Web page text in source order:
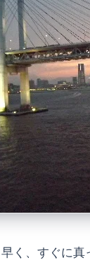
く、すぐに真